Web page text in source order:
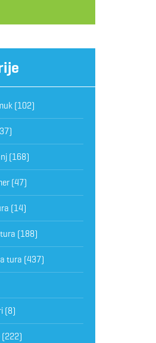
(102)
(168)
(47)
(14)
(188)
tura (437)
(8)
(222)